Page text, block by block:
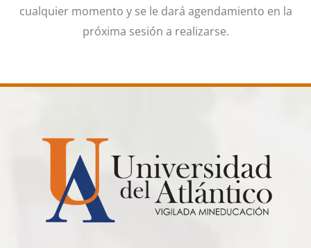
cualquier momento y se le dará agendamiento en la
próxima sesión a realizarse.